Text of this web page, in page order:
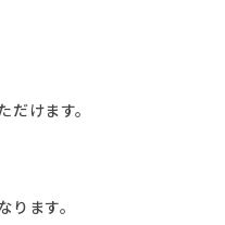
けます。
ます。